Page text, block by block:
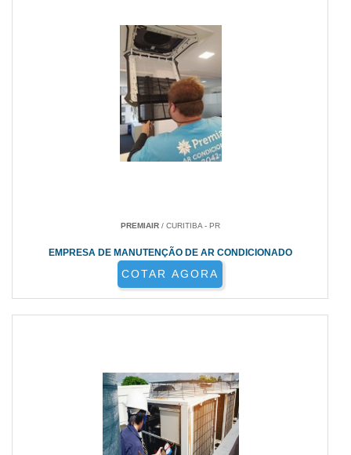
PREMIAIR/ CURITIBA - PR
EMPRESA DE MANUTENÇÃO DE AR CONDICIONADO
COTAR AGORA